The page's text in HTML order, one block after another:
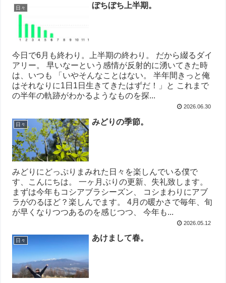
日々 ぼちぼち上半期。
今日で6月も終わり。上半期の終わり。 だから綴るダイ
アリー。 早いなーという感情が反射的に湧いてきた時
は、いつも 「いやそんなことはない。 半年間きっと俺
はそれなりに1日1日生きてきたはずだ！」と これまで
の半年の軌跡がわかるようなものを探...
2026.06.30
日々 みどりの季節。
みどりにどっぷりまみれた日々を楽しんでいる僕で
す、こんにちは。 一ヶ月ぶりの更新、失礼致します。
まずは今年もコシアブラシーズン、 コシまわりにアブ
ラがのるほど？楽しんでます。 4月の暖かさで毎年、旬
が早くなりつつあるのを感じつつ、 今年も...
2026.05.12
日々 あけまして春。